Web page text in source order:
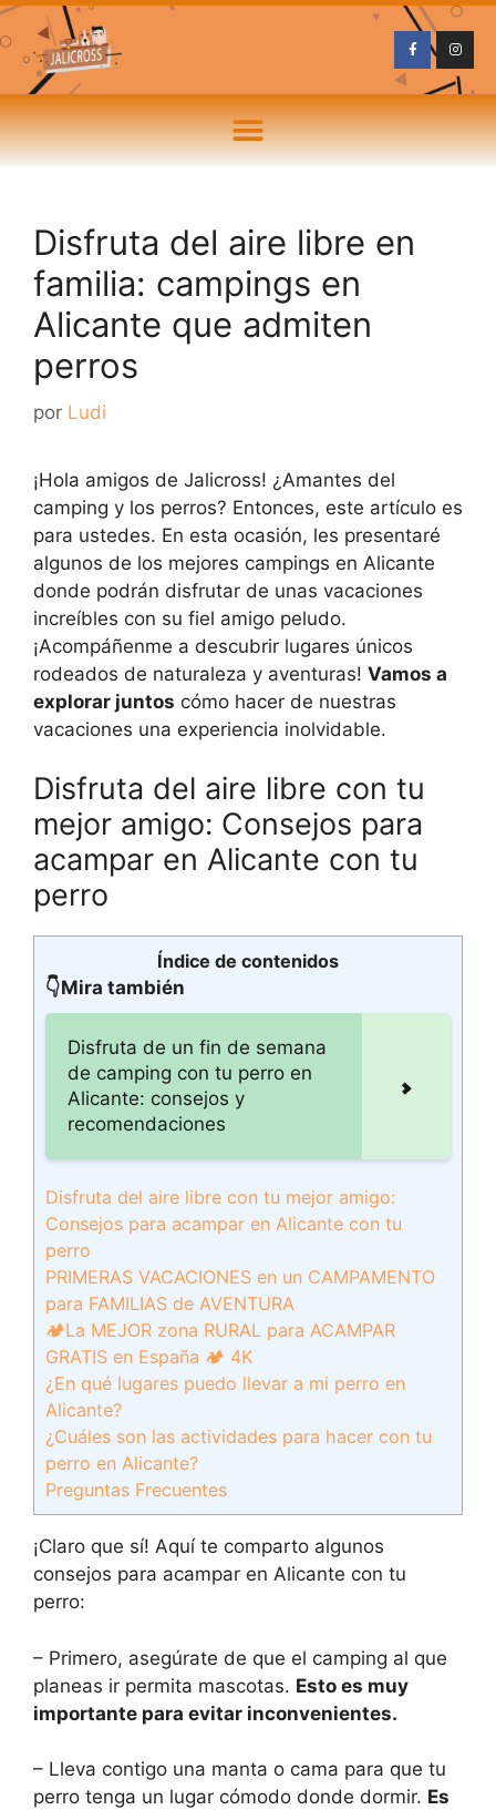
Disfruta del aire libre en
familia: campings en
Alicante que admiten
perros
por Ludi
¡Hola amigos de Jalicross! ¿Amantes del
camping y los perros? Entonces, este artículo es
para ustedes. En esta ocasión, les presentaré
algunos de los mejores campings en Alicante
donde podrán disfrutar de unas vacaciones
increíbles con su fiel amigo peludo.
¡Acompáñenme a descubrir lugares únicos
rodeados de naturaleza y aventuras! Vamos a
explorar juntos cómo hacer de nuestras
vacaciones una experiencia inolvidable.
Disfruta del aire libre con tu
mejor amigo: Consejos para
acampar en Alicante con tu
perro
Índice de contenidos
👇Mira también
Disfruta de un fin de semana
de camping con tu perro en
Alicante: consejos y
recomendaciones
Disfruta del aire libre con tu mejor amigo:
Consejos para acampar en Alicante con tu
perro
PRIMERAS VACACIONES en un CAMPAMENTO
para FAMILIAS de AVENTURA
🏕️La MEJOR zona RURAL para ACAMPAR
GRATIS en España 🏕️ 4K
¿En qué lugares puedo llevar a mi perro en
Alicante?
¿Cuáles son las actividades para hacer con tu
perro en Alicante?
Preguntas Frecuentes
¡Claro que sí! Aquí te comparto algunos
consejos para acampar en Alicante con tu
perro:
– Primero, asegúrate de que el camping al que
planeas ir permita mascotas. Esto es muy
importante para evitar inconvenientes.
– Lleva contigo una manta o cama para que tu
perro tenga un lugar cómodo donde dormir. Es